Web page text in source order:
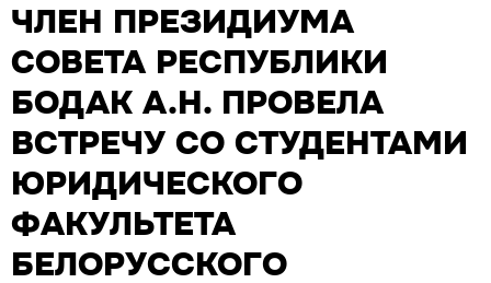
ЧЛЕН ПРЕЗИДИУМА
СОВЕТА РЕСПУБЛИКИ
БОДАК А.Н. ПРОВЕЛА
ВСТРЕЧУ СО СТУДЕНТАМИ
ЮРИДИЧЕСКОГО
ФАКУЛЬТЕТА
БЕЛОРУССКОГО